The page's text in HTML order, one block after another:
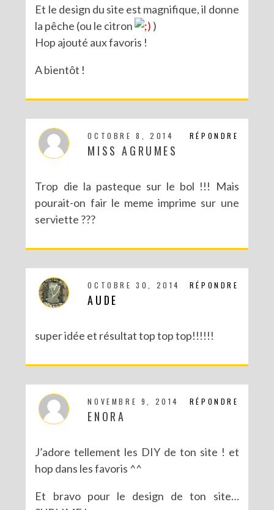
Et le design du site est magnifique, il donne
la pêche (ou le citron
)
Hop ajouté aux favoris !
A bientôt !
RÉPONDRE
OCTOBRE 8, 2014
MISS AGRUMES
Trop die la pasteque sur le bol !!! Mais
pourait-on fair le meme imprime sur une
serviette ???
RÉPONDRE
OCTOBRE 30, 2014
AUDE
super idée et résultat top top top!!!!!!
RÉPONDRE
NOVEMBRE 9, 2014
ENORA
J’adore tellement les DIY de ton site ! et
hop dans les favoris ^^
Et bravo pour le design de ton site…